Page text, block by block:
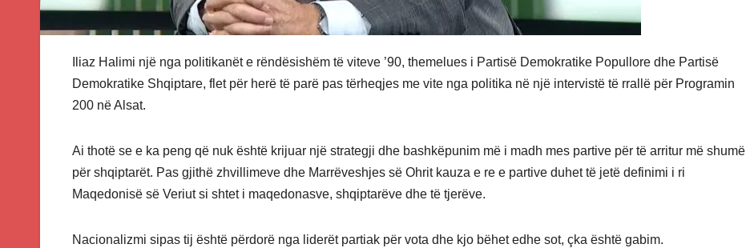
Iliaz Halimi një nga politikanët e rëndësishëm të viteve ’90, themelues i Partisë Demokratike Popullore dhe Partisë
Demokratike Shqiptare, flet për herë të parë pas tërheqjes me vite nga politika në një intervistë të rrallë për Programin
200 në Alsat.
Ai thotë se e ka peng që nuk është krijuar një strategji dhe bashkëpunim më i madh mes partive për të arritur më shumë
për shqiptarët. Pas gjithë zhvillimeve dhe Marrëveshjes së Ohrit kauza e re e partive duhet të jetë definimi i ri
Maqedonisë së Veriut si shtet i maqedonasve, shqiptarëve dhe të tjerëve.
Nacionalizmi sipas tij është përdorë nga liderët partiak për vota dhe kjo bëhet edhe sot, çka është gabim.